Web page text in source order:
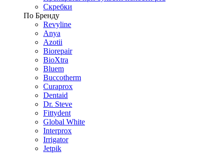
Скребки
По Бренду
Revyline
Anya
Azotii
Biorepair
BioXtra
Bluem
Buccotherm
Curaprox
Dentaid
Dr. Steve
Fittydent
Global White
Interprox
Irrigator
Jetpik